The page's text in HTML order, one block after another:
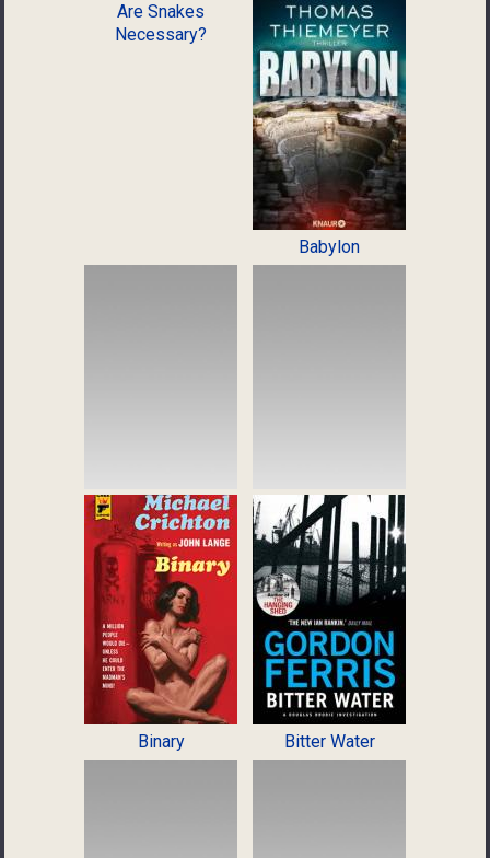
Are Snakes
Necessary?
Babylon
Binary Bitter Water